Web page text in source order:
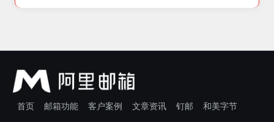
首页 邮箱功能 客户案例 文章资讯 钉邮 和美字节